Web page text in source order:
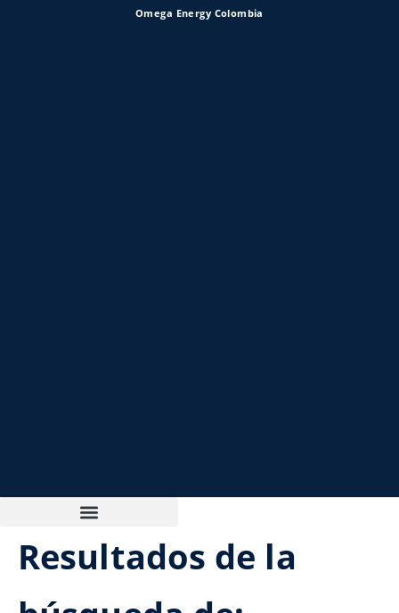
Omega Energy Colombia
Resultados de la